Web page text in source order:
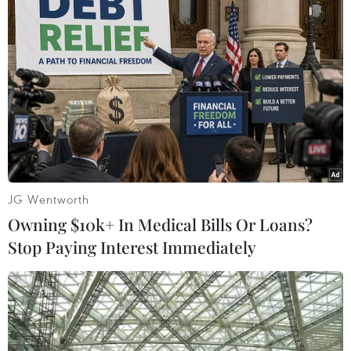
Ấn Độ: Thành phố Mumbai báo động cao
vì đe dọa đánh bom
05/09/2025 14:33
Cảnh sát giao thông Mumbai đã nhận được một tin
nhắn gửi qua nền tảng WhatsApp cảnh báo rằng đã có
34 chiếc xe được gài khoảng 400kg chất nổ RDX, với
sức công phá đủ “giết chết 100 triệu người.”
JG Wentworth
Owning $10k+ In Medical Bills Or Loans?
Stop Paying Interest Immediately